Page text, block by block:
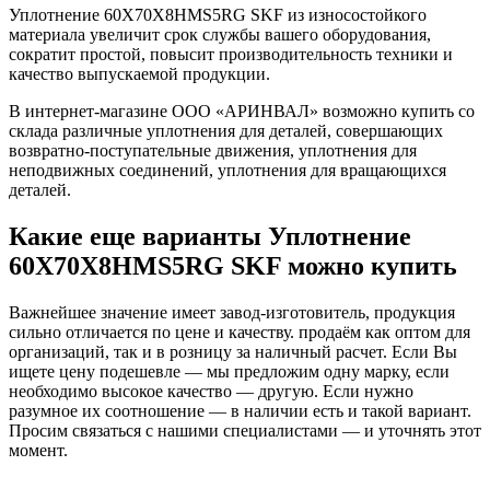
Уплотнение 60X70X8HMS5RG SKF из износостойкого
материала увеличит срок службы вашего оборудования,
сократит простой, повысит производительность техники и
качество выпускаемой продукции.
В интернет-магазине ООО «АРИНВАЛ» возможно купить со
склада различные уплотнения для деталей, совершающих
возвратно-поступательные движения, уплотнения для
неподвижных соединений, уплотнения для вращающихся
деталей.
Какие еще варианты Уплотнение
60X70X8HMS5RG SKF можно купить
Важнейшее значение имеет завод-изготовитель, продукция
сильно отличается по цене и качеству. продаём как оптом для
организаций, так и в розницу за наличный расчет. Если Вы
ищете цену подешевле — мы предложим одну марку, если
необходимо высокое качество — другую. Если нужно
разумное их соотношение — в наличии есть и такой вариант.
Просим связаться с нашими специалистами — и уточнять этот
момент.